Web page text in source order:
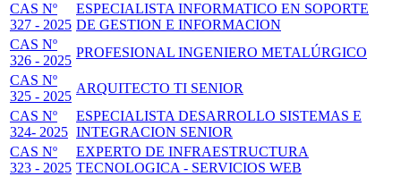
CAS Nº
327 - 2025
ESPECIALISTA INFORMATICO EN SOPORTE
DE GESTION E INFORMACION
CAS Nº
326 - 2025
PROFESIONAL INGENIERO METALÚRGICO
CAS Nº
325 - 2025
ARQUITECTO TI SENIOR
CAS Nº
324- 2025
ESPECIALISTA DESARROLLO SISTEMAS E
INTEGRACION SENIOR
CAS Nº
323 - 2025
EXPERTO DE INFRAESTRUCTURA
TECNOLOGICA - SERVICIOS WEB